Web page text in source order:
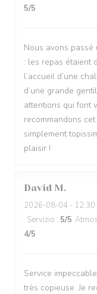
5/5
Nous avons
: les repas étaient
l’accueil d’une
d’une grande
attentions qui font
recommandons
simplement
plaisir !
David M
2026-08-04 - 12:30
Servizio : 5/5
4/5
Service
très copieuse. Je